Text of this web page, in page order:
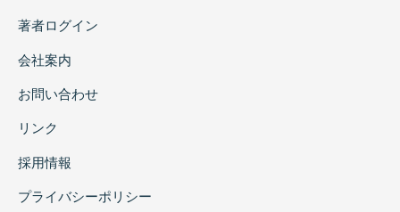
著者ログイン
会社案内
お問い合わせ
リンク
採用情報
プライバシーポリシー